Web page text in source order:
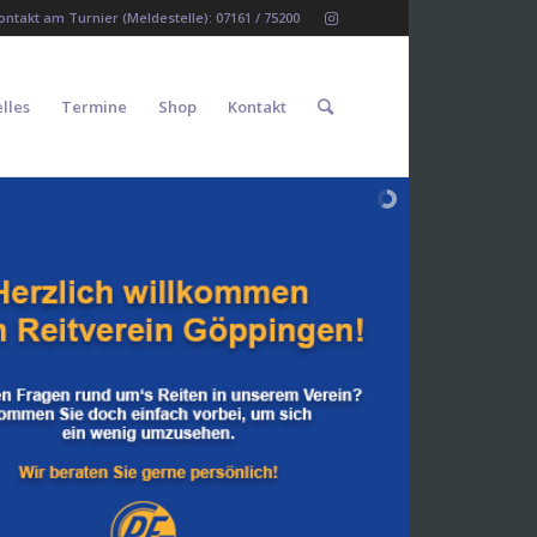
am Turnier (Meldestelle): 07161 / 75200
Termine Shop Kontakt